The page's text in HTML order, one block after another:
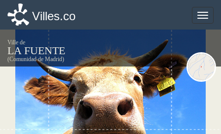
Toggle
Villes.co
Ville de
LA FUENTE
(Comunidad de Madrid)
Toggle
Villes.co